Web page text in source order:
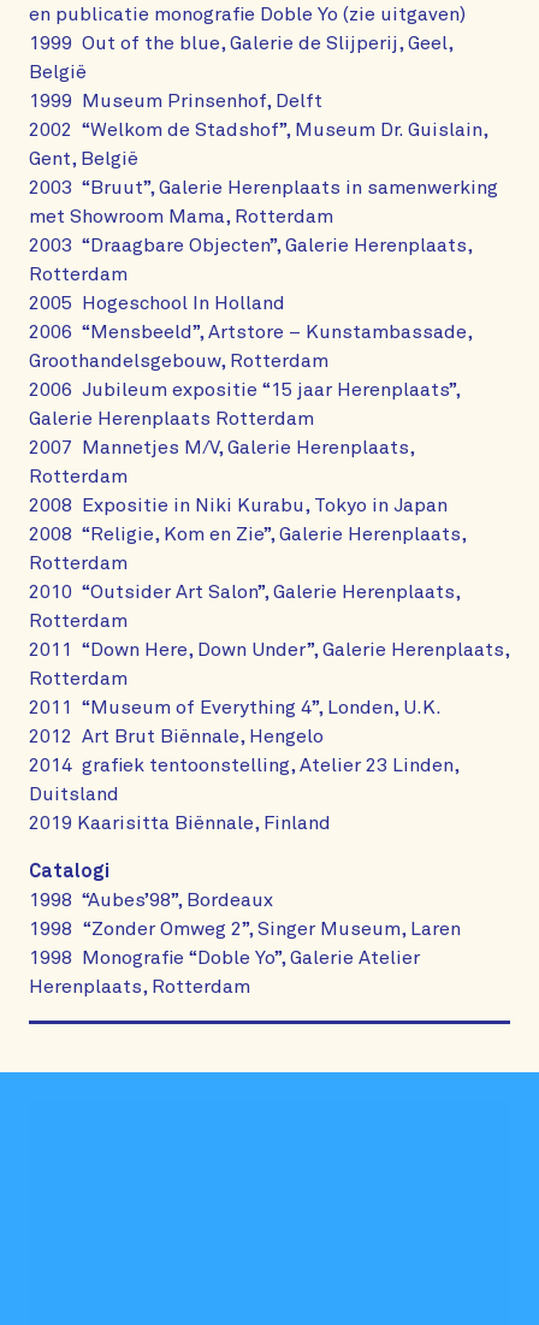
en publicatie monografie Doble Yo (zie uitgaven)
1999 Out of the blue, Galerie de Slijperij, Geel,
België
1999 Museum Prinsenhof, Delft
2002 “Welkom de Stadshof”, Museum Dr. Guislain,
Gent, België
2003 “Bruut”, Galerie Herenplaats in samenwerking
met Showroom Mama, Rotterdam
2003 “Draagbare Objecten”, Galerie Herenplaats,
Rotterdam
2005 Hogeschool In Holland
2006 “Mensbeeld”, Artstore – Kunstambassade,
Groothandelsgebouw, Rotterdam
2006 Jubileum expositie “15 jaar Herenplaats”,
Galerie Herenplaats Rotterdam
2007 Mannetjes M/V, Galerie Herenplaats,
Rotterdam
2008 Expositie in Niki Kurabu, Tokyo in Japan
2008 “Religie, Kom en Zie”, Galerie Herenplaats,
Rotterdam
2010 “Outsider Art Salon”, Galerie Herenplaats,
Rotterdam
2011 “Down Here, Down Under”, Galerie Herenplaats,
Rotterdam
2011 “Museum of Everything 4”, Londen, U.K.
2012 Art Brut Biënnale, Hengelo
2014 grafiek tentoonstelling, Atelier 23 Linden,
Duitsland
2019 Kaarisitta Biënnale, Finland
Catalogi
1998 “Aubes’98”, Bordeaux
1998 “Zonder Omweg 2”, Singer Museum, Laren
1998 Monografie “Doble Yo”, Galerie Atelier
Herenplaats, Rotterdam